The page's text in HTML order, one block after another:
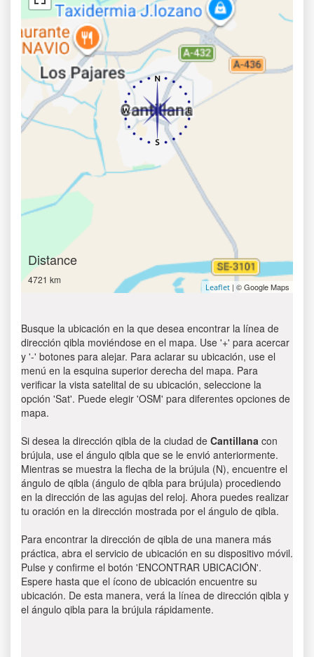
Distance
4721 km
Leaflet | © Google Maps
Busque la ubicación en la que desea encontrar la línea de
dirección qibla moviéndose en el mapa. Use '+' para acercar
y '-' botones para alejar. Para aclarar su ubicación, use el
menú en la esquina superior derecha del mapa. Para
verificar la vista satelital de su ubicación, seleccione la
opción 'Sat'. Puede elegir 'OSM' para diferentes opciones de
mapa.
Si desea la dirección qibla de la ciudad de Cantillana con
brújula, use el ángulo qibla que se le envió anteriormente.
Mientras se muestra la flecha de la brújula (N), encuentre el
ángulo de qibla (ángulo de qibla para brújula) procediendo
en la dirección de las agujas del reloj. Ahora puedes realizar
tu oración en la dirección mostrada por el ángulo de qibla.
Para encontrar la dirección de qibla de una manera más
práctica, abra el servicio de ubicación en su dispositivo móvil.
Pulse y confirme el botón 'ENCONTRAR UBICACIÓN'.
Espere hasta que el ícono de ubicación encuentre su
ubicación. De esta manera, verá la línea de dirección qibla y
el ángulo qibla para la brújula rápidamente.